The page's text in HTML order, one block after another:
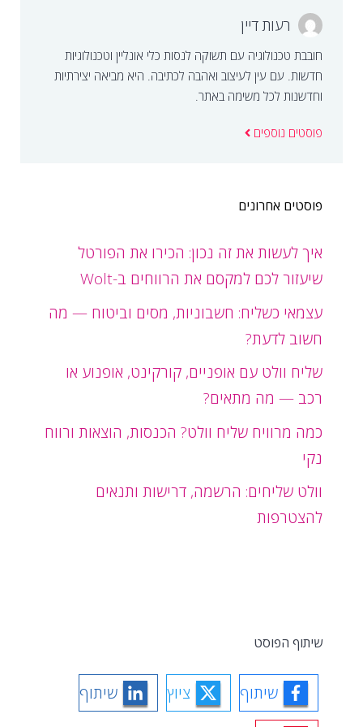
רעות דיין
חובבת טכנולוגיה עם תשוקה לנסות כלי אונליין וטכנולוגיות
חדשות. עם עין לעיצוב ואהבה לכתיבה. היא מביאה יצירתיות
וחדשנות לכל משימה באתר.
פוסטים נוספים
פוסטים אחרונים
איך לעשות את זה נכון: הכירו את הפורטל
שיעזור לכם למקסם את הרווחים ב-Wolt
עצמאי כשליח: חשבוניות, מסים וביטוח — מה
חשוב לדעת?
שליח וולט עם אופניים, קורקינט, אופנוע או
רכב — מה מתאים?
כמה מרוויח שליח וולט? הכנסות, הוצאות ורווח
נקי
וולט שליחים: הרשמה, דרישות ותנאים
להצטרפות
שיתוף הפוסט
שיתוף ציוץ שיתוף